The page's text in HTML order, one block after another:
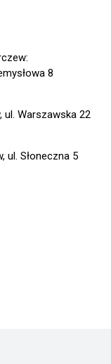
8
ul. Warszawska 22
ul. Słoneczna 5